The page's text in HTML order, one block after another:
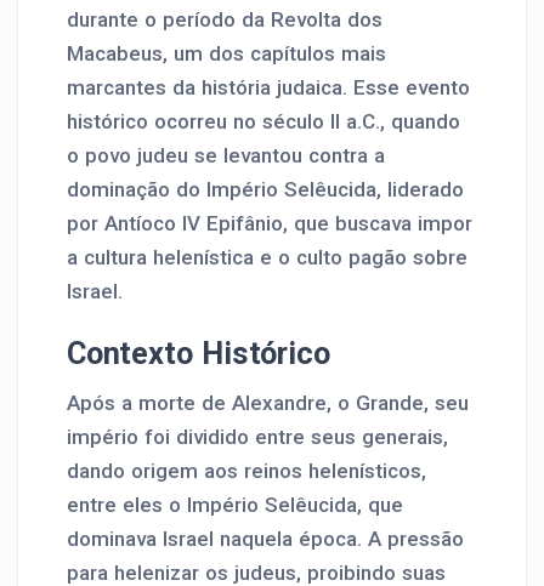
durante o período da Revolta dos
Macabeus, um dos capítulos mais
marcantes da história judaica. Esse evento
histórico ocorreu no século II a.C., quando
o povo judeu se levantou contra a
dominação do Império Selêucida, liderado
por Antíoco IV Epifânio, que buscava impor
a cultura helenística e o culto pagão sobre
Israel.
Contexto Histórico
Após a morte de Alexandre, o Grande, seu
império foi dividido entre seus generais,
dando origem aos reinos helenísticos,
entre eles o Império Selêucida, que
dominava Israel naquela época. A pressão
para helenizar os judeus, proibindo suas